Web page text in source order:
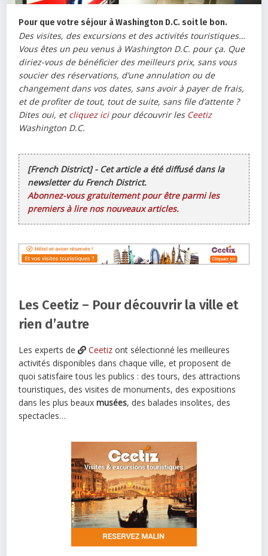
Pour que votre séjour à Washington D.C. soit le bon.
Des visites, des excursions et des activités touristiques…
Vous êtes un peu venus à Washington D.C. pour ça. Que
diriez-vous de bénéficier des meilleurs prix, sans vous
soucier des réservations, d’une annulation ou de
changement dans vos dates, sans avoir à payer de frais,
et de profiter de tout, tout de suite, sans file d’attente ?
Dites oui, etcliquez icipour découvrir les Ceetiz
Washington D.C.
[French District] - Cet article a été diffusé dans la
newsletter du French District.
Abonnez-vous gratuitement pour être parmi les
premiers à lire nos nouveaux articles.
Les Ceetiz – Pour découvrir la ville et
rien d’autre
Les experts de Ceetiz ont sélectionné les meilleures
activités disponibles dans chaque ville, et proposent de
quoi satisfaire tous les publics : des tours, des attractions
touristiques, des visites de monuments, des expositions
dans les plus beauxmusées, des balades insolites, des
spectacles…